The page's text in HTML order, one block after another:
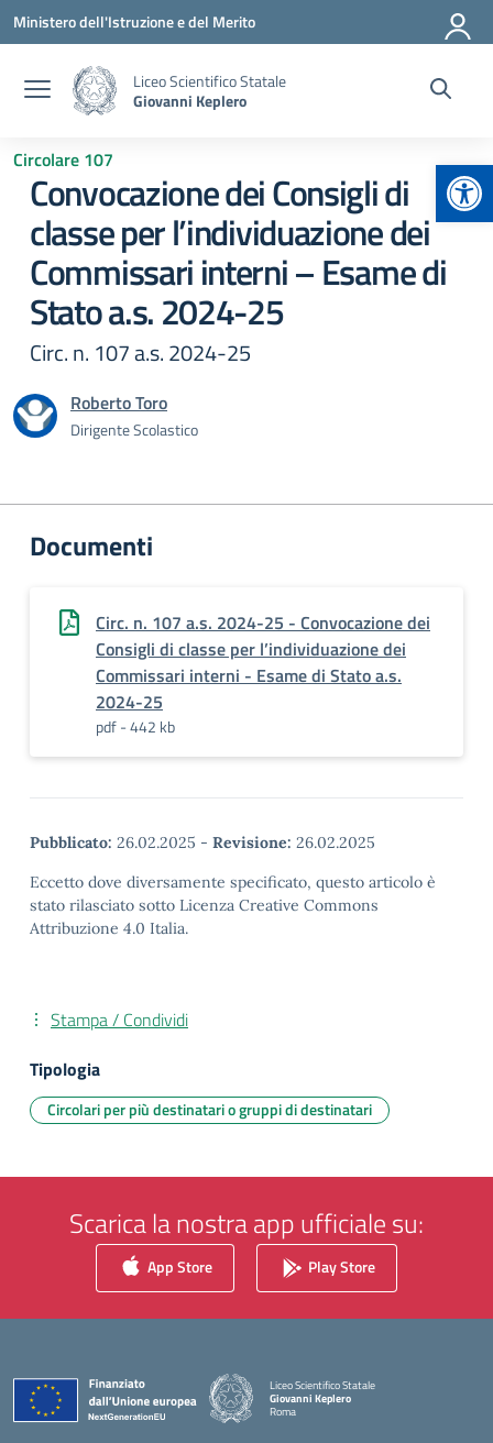
Vai ai contenuti
Vai al menu di navigazione
Vai al footer
Ministero dell'Istruzione e del Merito
Liceo Scientifico Statale
Giovanni Keplero
Circolare 107
Convocazione dei Consigli di
classe per l’individuazione dei
Commissari interni – Esame di
Stato a.s. 2024-25
Circ. n. 107 a.s. 2024-25
Roberto Toro
Dirigente Scolastico
Documenti
Circ. n. 107 a.s. 2024-25 - Convocazione dei
Consigli di classe per l’individuazione dei
Commissari interni - Esame di Stato a.s.
2024-25
pdf - 442 kb
Pubblicato: 26.02.2025 - Revisione: 26.02.2025
Eccetto dove diversamente specificato, questo articolo è
stato rilasciato sotto Licenza Creative Commons
Attribuzione 4.0 Italia.
Stampa / Condividi
Tipologia
Circolari per più destinatari o gruppi di destinatari
Scarica la nostra app ufficiale su:
App Store Play Store
Liceo Scientifico Statale
Giovanni Keplero
Roma